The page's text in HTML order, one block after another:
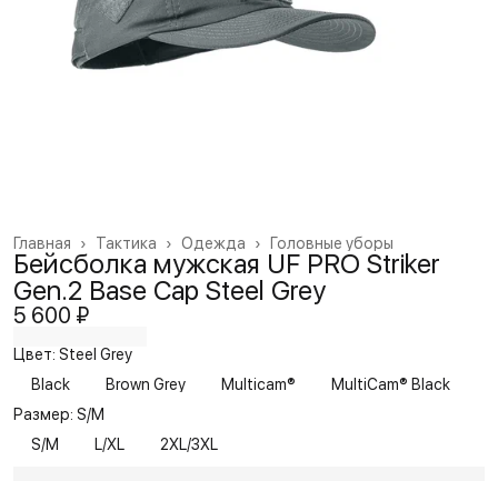
Головные уборы
Одежда ›
Тактика ›
Главная ›
Бейсболка мужская UF PRO Striker
Gen.2 Base Cap Steel Grey
5 600 ₽
Цвет: Steel Grey
Black
Brown Grey Multicam® MultiCam® Black
Размер: S/M
S/M
L/XL 2XL/3XL